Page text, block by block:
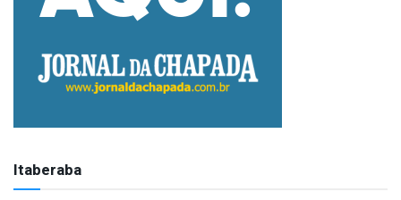
Itaberaba